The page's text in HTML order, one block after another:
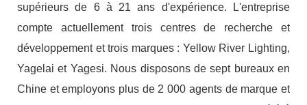
supérieurs de 6 à 21 ans d'expérience. L'entreprise
compte actuellement trois centres de recherche et
développement et trois marques : Yellow River Lighting,
Yagelai et Yagesi. Nous disposons de sept bureaux en
Chine et employons plus de 2 000 agents de marque et